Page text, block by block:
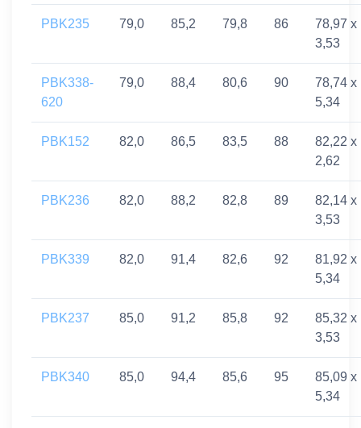
PBK235 79,0 85,2 79,8 86
78,97 x
3,53
PBK338-
620
79,0 88,4 80,6 90
78,74 x
5,34
PBK152 82,0 86,5 83,5 88
82,22 x
2,62
PBK236 82,0 88,2 82,8 89
82,14 x
3,53
PBK339 82,0 91,4 82,6 92
81,92 x
5,34
PBK237 85,0 91,2 85,8 92
85,32 x
3,53
PBK340 85,0 94,4 85,6 95
85,09 x
5,34